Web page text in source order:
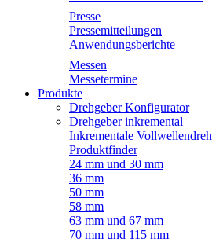
Presse
Pressemitteilungen
Anwendungsberichte
Messen
Messetermine
Produkte
Drehgeber Konfigurator
Drehgeber inkremental
Inkrementale
Produktfinder
24 mm und 30 mm
36 mm
50 mm
58 mm
63 mm und 67 mm
70 mm und 115 mm